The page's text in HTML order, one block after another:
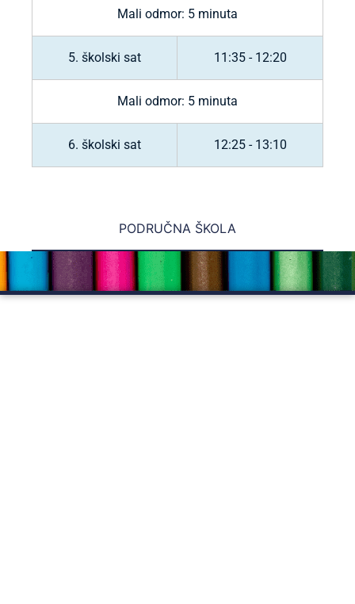
PODRUČNA ŠKOLA
Mali odmor: 5 minuta
5. školski sat 11:35 - 12:20
Mali odmor: 5 minuta
6. školski sat 12:25 - 13:10